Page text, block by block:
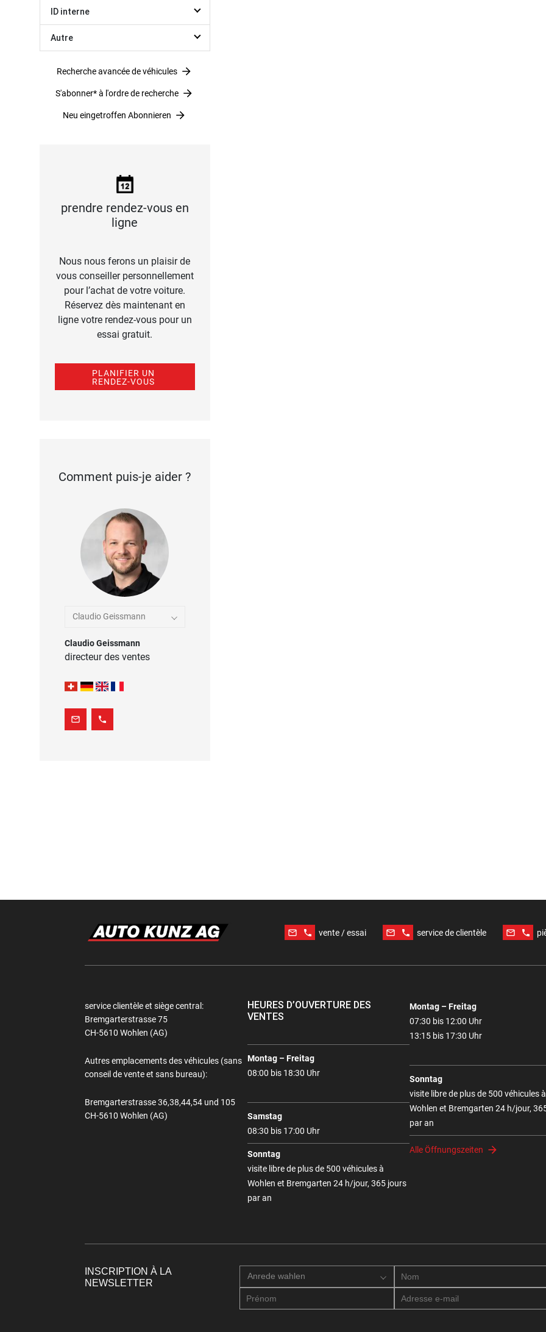
ID interne
Autre
Recherche avancée de véhicules
S'abonner* à l'ordre de recherche
Neu eingetroffen Abonnieren
prendre rendez-vous en
ligne
Nous nous ferons un plaisir de
vous conseiller personnellement
pour l’achat de votre voiture.
Réservez dès maintenant en
ligne votre rendez-vous pour un
essai gratuit.
PLANIFIER UN
RENDEZ-VOUS
Comment puis-je aider ?
Claudio Geissmann
Claudio Geissmann
directeur des ventes
mail_outline phone
mail_outline phone vente / essai mail_outline phone service de clientèle mail_outline phone
service clientèle et siège central:
Bremgarterstrasse 75
CH-5610 Wohlen (AG)
Autres emplacements des véhicules (sans
conseil de vente et sans bureau):
Bremgarterstrasse 36,38,44,54 und 105
CH-5610 Wohlen (AG)
HEURES D’OUVERTURE DES
VENTES
Montag – Freitag
08:00 bis 18:30 Uhr
Samstag
08:30 bis 17:00 Uhr
Sonntag
visite libre de plus de 500 véhicules à
Wohlen et Bremgarten 24 h/jour, 365 jours
par an
Montag – Freitag
07:30 bis 12:00 Uhr
13:15 bis 17:30 Uhr
Sonntag
visite libre de plus de 500 véhicules à
Wohlen et Bremgarten 24 h/jour,
par an
Alle Öffnungszeiten
INSCRIPTION À LA
NEWSLETTER
Anrede wahlen